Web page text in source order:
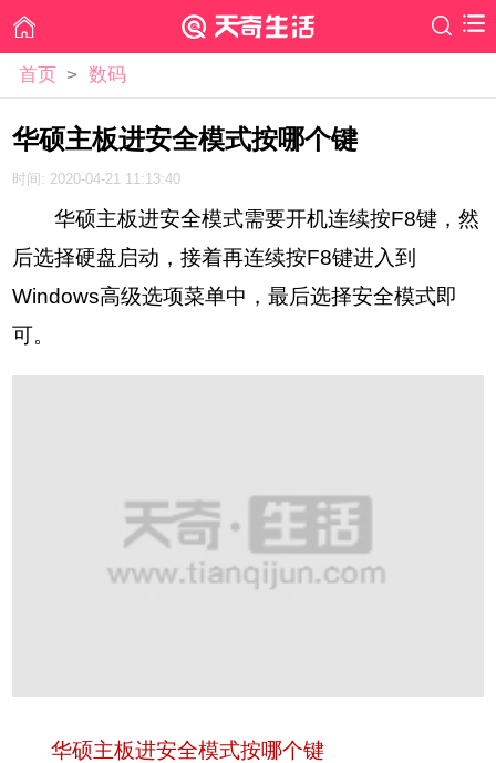
首页 > 数码
华硕主板进安全模式按哪个键
时间: 2020-04-21 11:13:40
华硕主板进安全模式需要开机连续按F8键，然
后选择硬盘启动，接着再连续按F8键进入到
Windows高级选项菜单中，最后选择安全模式即
可。
华硕主板进安全模式按哪个键